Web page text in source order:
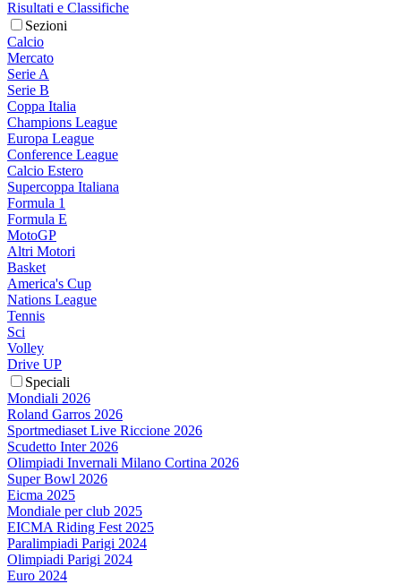
Risultati e Classifiche
Sezioni
Calcio
Mercato
Serie A
Serie B
Coppa Italia
Champions League
Europa League
Conference League
Calcio Estero
Supercoppa Italiana
Formula 1
Formula E
MotoGP
Altri Motori
Basket
America's Cup
Nations League
Tennis
Sci
Volley
Drive UP
Speciali
Mondiali 2026
Roland Garros 2026
Sportmediaset Live Riccione 2026
Scudetto Inter 2026
Olimpiadi Invernali Milano Cortina 2026
Super Bowl 2026
Eicma 2025
Mondiale per club 2025
EICMA Riding Fest 2025
Paralimpiadi Parigi 2024
Olimpiadi Parigi 2024
Euro 2024